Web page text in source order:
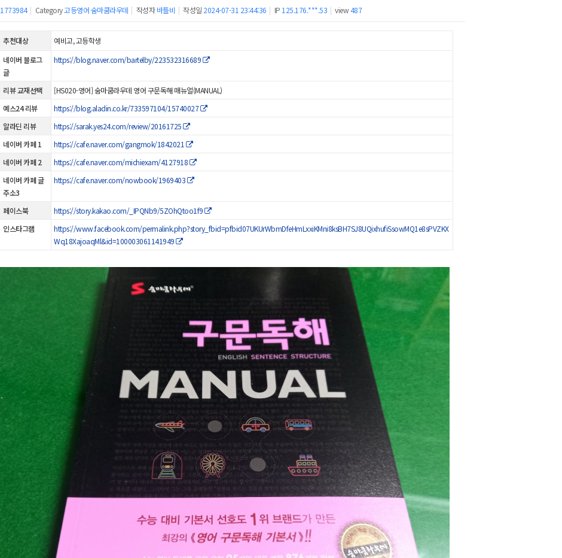
1773984 | Category고등영어 숨마쿰라우데 | 작성자 바틀비 | 작성일 2024-07-31 23:44:36 | IP 125.176.***.53 | view487
추천대상
예비고, 고등학생
네이버 블로그
글
https://blog.naver.com/bartelby/223532316689
리뷰 교재선택
[HS020-영어] 숨마쿰라우데 영어 구문독해 매뉴얼(MANUAL)
예스24 리뷰
https://blog.aladin.co.kr/733597104/15740027
알라딘 리뷰
https://sarak.yes24.com/review/20161725
네이버 카페 1
https://cafe.naver.com/gangmok/1842021
네이버 카페 2
https://cafe.naver.com/michiexam/4127918
네이버 카페 글
주소3
https://cafe.naver.com/nowbook/1969403
페이스북
https://story.kakao.com/_IPQNb9/5ZOhQtoo1f9
인스타그램
https://www.facebook.com/permalink.php?story_fbid=pfbid07UKUrWbmDfeHmLxxiKMni8ksBH7SJ8UQixhufiSsowMQ1e8sPVZKX
Wq18XajoaqMl&id=100003061141949